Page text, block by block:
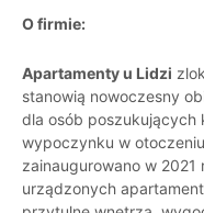
O firmie:
Apartamenty u Lidzi
stanowią nowoczesny
dla osób poszukujących
wypoczynku w
zainaugurowano w 2021
urządzonych